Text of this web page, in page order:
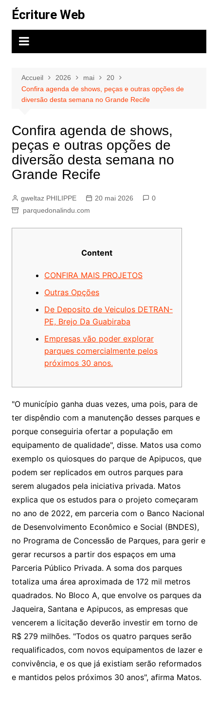
contenu
Écriture Web
Accueil 2026 mai
20
Confira agenda de shows, peças e outras opções de
diversão desta semana no Grande Recife
Confira agenda de shows,
peças e outras opções de
diversão desta semana no
Grande Recife
gweltaz PHILIPPE 20 mai 2026
0
parquedonalindu.com
Content
CONFIRA MAIS PROJETOS
Outras Opções
De Deposito de Veiculos DETRAN-
PE, Brejo Da Guabiraba
Empresas vão poder explorar
parques comercialmente pelos
próximos 30 anos.
"O município ganha duas vezes, uma pois, para de
ter dispêndio com a manutenção desses parques e
porque conseguiria ofertar a população em
equipamento de qualidade", disse. Matos usa como
exemplo os quiosques do parque de Apipucos, que
podem ser replicados em outros parques para
serem alugados pela iniciativa privada. Matos
explica que os estudos para o projeto começaram
no ano de 2022, em parceria com o Banco Nacional
de Desenvolvimento Econômico e Social (BNDES),
no Programa de Concessão de Parques, para gerir e
gerar recursos a partir dos espaços em uma
Parceria Público Privada. A soma dos parques
totaliza uma área aproximada de 172 mil metros
quadrados. No Bloco A, que envolve os parques da
Jaqueira, Santana e Apipucos, as empresas que
vencerem a licitação deverão investir em torno de
R$ 279 milhões. "Todos os quatro parques serão
requalificados, com novos equipamentos de lazer e
convivência, e os que já existiam serão reformados
e mantidos pelos próximos 30 anos", afirma Matos.